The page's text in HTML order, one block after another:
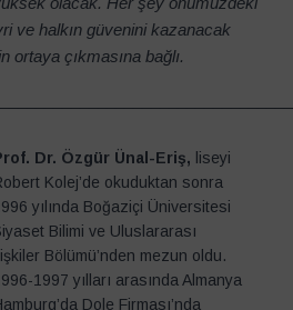
ve halkın güvenini kazanacak
ortaya çıkmasına bağlı.
Dr. Özgür Ünal-Eriş, liseyi
Kolej’de okuduktan sonra
yılında Boğaziçi Üniversitesi
Bilimi ve Uluslararası
Bölümü’nden mezun oldu.
1997 yılları arasında Almanya
Dole Firması’nda